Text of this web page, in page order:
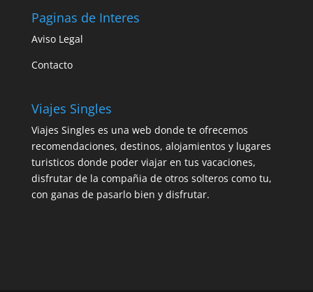
Paginas de Interes
Aviso Legal
Contacto
Viajes Singles
Viajes Singles es una web donde te ofrecemos
recomendaciones, destinos, alojamientos y lugares
turisticos donde poder viajar en tus vacaciones,
disfrutar de la compañia de otros solteros como tu,
con ganas de pasarlo bien y disfrutar.